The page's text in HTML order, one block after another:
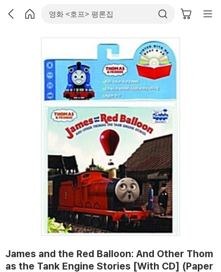
James and the Red Balloon: And Other Thom
as the Tank Engine Stories [With CD] (Paper